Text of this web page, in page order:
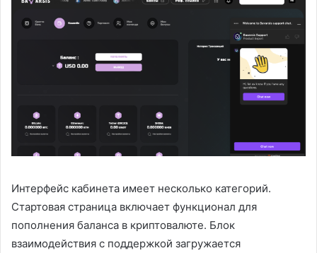
Интерфейс кабинета имеет несколько категорий.
Стартовая страница включает функционал для
пополнения баланса в криптовалюте. Блок
взаимодействия с поддержкой загружается